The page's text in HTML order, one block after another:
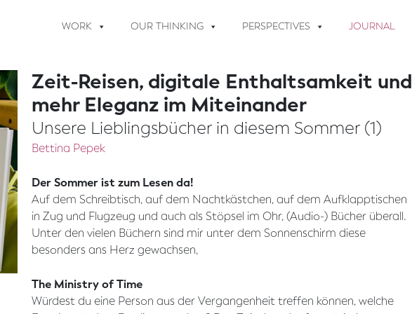
WORK OUR THINKING PERSPECTIVES JOURNAL
Zeit-Reisen, digitale Enthaltsamkeit und
mehr Eleganz im Miteinander
Unsere Lieblingsbücher in diesem Sommer (1)
Bettina Pepek
Der Sommer ist zum Lesen da!
Auf dem Schreibtisch, auf dem Nachtkästchen, auf dem Aufklapptischen
in Zug und Flugzeug und auch als Stöpsel im Ohr, (Audio-) Bücher überall.
Unter den vielen Büchern sind mir unter dem Sonnenschirm diese
besonders ans Herz gewachsen,
The Ministry of Time
Würdest du eine Person aus der Vergangenheit treffen können, welche